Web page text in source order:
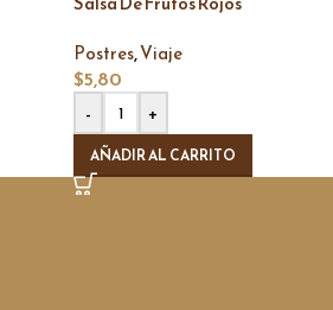
Postres,Viaje
$5,80
-
+
AÑADIR AL CARRITO